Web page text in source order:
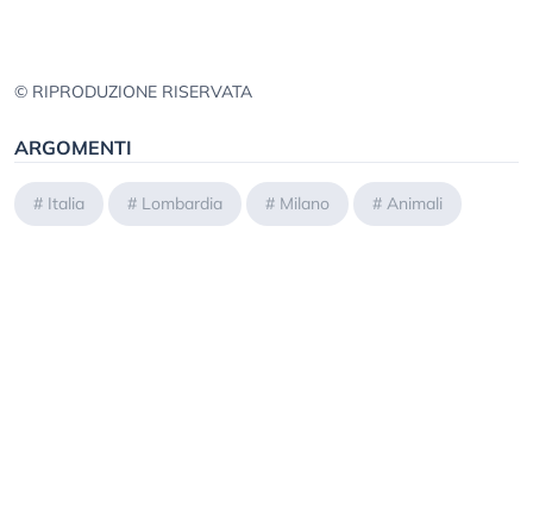
© RIPRODUZIONE RISERVATA
ARGOMENTI
# Italia # Lombardia # Milano # Animali